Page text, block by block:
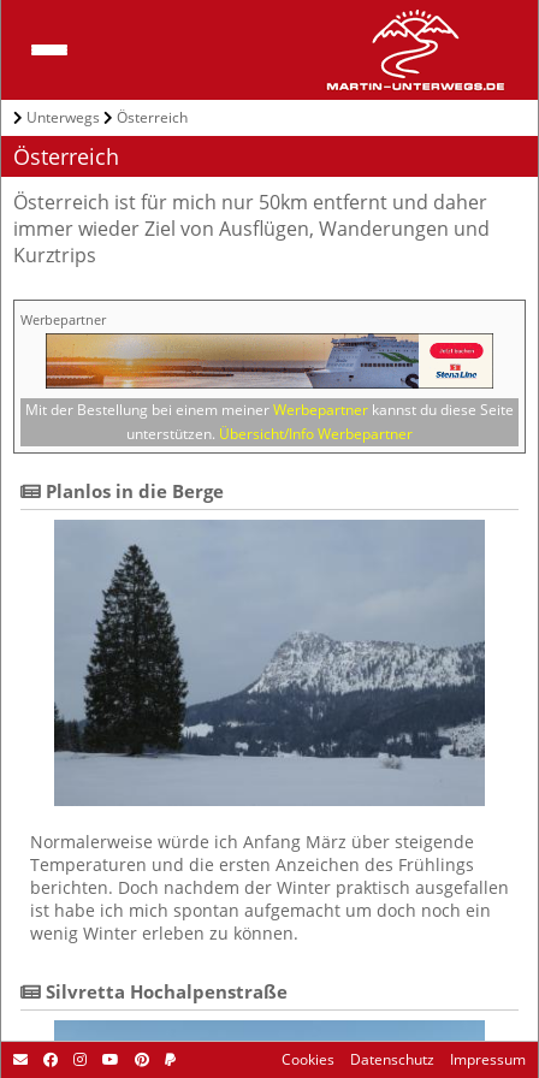
Unterwegs Österreich
Österreich
Österreich ist für mich nur 50km entfernt und daher
immer wieder Ziel von Ausflügen, Wanderungen und
Kurztrips
Werbepartner
Mit der Bestellung bei einem meinerWerbepartner kannst du diese Seite
unterstützen. Übersicht/Info Werbepartner
Planlos in die Berge
Normalerweise würde ich Anfang März über steigende
Temperaturen und die ersten Anzeichen des Frühlings
berichten. Doch nachdem der Winter praktisch ausgefallen
ist habe ich mich spontan aufgemacht um doch noch ein
wenig Winter erleben zu können.
Silvretta Hochalpenstraße
Cookies Datenschutz Impressum